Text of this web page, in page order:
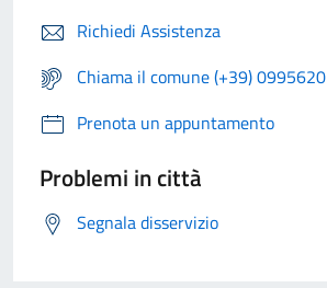
Richiedi Assistenza
Chiama il comune (+39) 0995620
Prenota un appuntamento
Problemi in città
Segnala disservizio